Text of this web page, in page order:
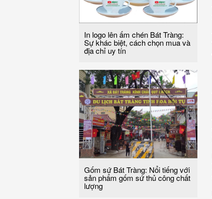
In logo lên ấm chén Bát Tràng:
Sự khác biệt, cách chọn mua và
địa chỉ uy tín
Gốm sứ Bát Tràng: Nổi tiếng với
sản phẩm gốm sứ thủ công chất
lượng